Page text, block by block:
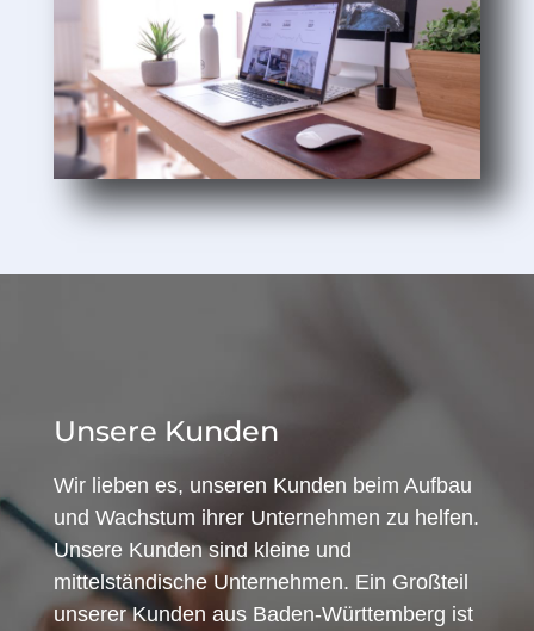
Unsere Kunden
Wir lieben es, unseren Kunden beim Aufbau
und Wachstum ihrer Unternehmen zu helfen.
Unsere Kunden sind kleine und
mittelständische Unternehmen. Ein Großteil
unserer Kunden aus Baden-Württemberg ist